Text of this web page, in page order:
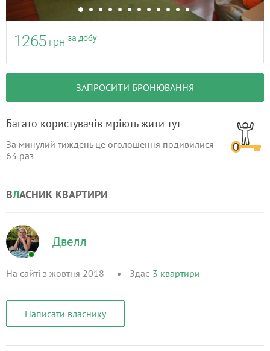
1265 грн за добу
ЗАПРОСИТИ БРОНЮВАННЯ
Багато користувачів мріють жити тут
За минулий тиждень це оголошення подивилися
63 раз
ВЛАСНИК КВАРТИРИ
Двелл
На сайті з жовтня 2018 Здає 3 квартири
Написати власнику